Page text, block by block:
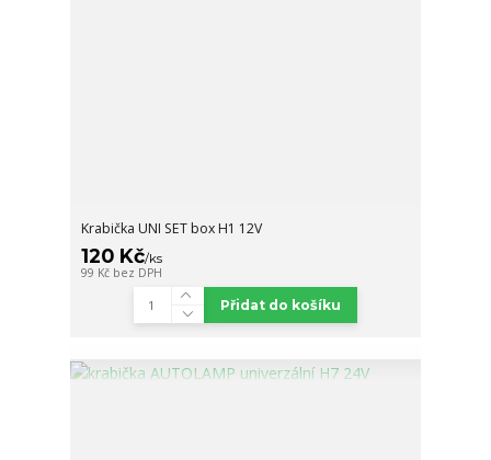
Krabička UNI SET box H1 12V
120 Kč/ks
99 Kč bez DPH
Přidat do košíku